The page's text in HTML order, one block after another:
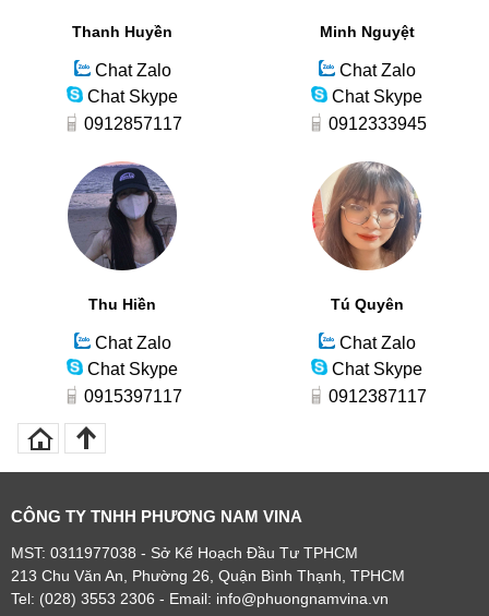
Thanh Huyền
Chat Zalo
Chat Skype
0912857117
Minh Nguyệt
Chat Zalo
Chat Skype
0912333945
Thu Hiền
Chat Zalo
Chat Skype
0915397117
Tú Quyên
Chat Zalo
Chat Skype
0912387117
CÔNG TY TNHH PHƯƠNG NAM VINA
MST: 0311977038 - Sở Kế Hoạch Đầu Tư TPHCM
213 Chu Văn An, Phường 26, Quận Bình Thạnh, TPHCM
Tel: (028) 3553 2306 - Email: info@phuongnamvina.vn